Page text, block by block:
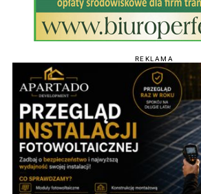
REKLAMA